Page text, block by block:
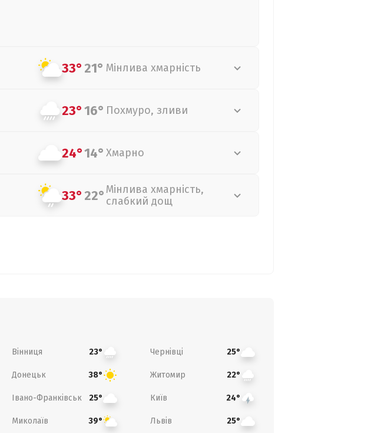
33°21° Мінлива хмарність
23°16° Похмуро, зливи
24°14° Хмарно
33°22°Мінлива хмарність,
слабкий дощ
Вінниця 23° Чернівці 25°
Донецьк 38° Житомир 22°
Івано-Франківськ 25° Київ 24°
Миколаїв 39° Львів 25°